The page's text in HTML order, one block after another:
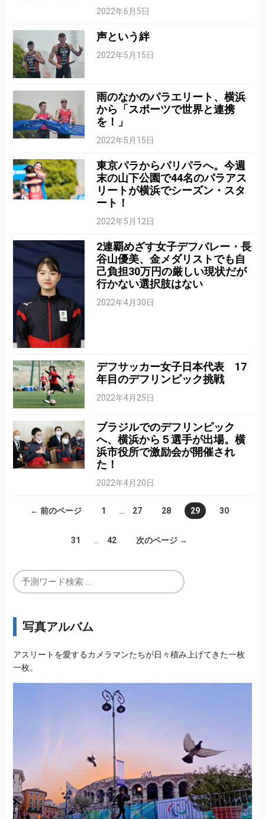
2022年6月5日
声という絆
2022年5月15日
雨のなかのパラエリート、横浜
から「スポーツで世界と連携
を！」
2022年5月15日
東京パラからパリパラへ。今週
末の山下公園で44名のパラアス
リートが横浜でシーズン・スタ
ート！
2022年5月12日
2連覇めざす女子デフバレー・長
谷山優美、金メダリストでも自
己負担30万円の厳しい現状だが
行かない選択肢はない
2022年4月30日
デフサッカー女子日本代表 17
年目のデフリンピック挑戦
2022年4月25日
ブラジルでのデフリンピック
へ、横浜から５選手が出場。横
浜市役所で激励会が開催され
た！
2022年4月20日
← 前のページ 1 27 28 29 30
31 42 次のページ →
写真アルバム
アスリートを愛するカメラマンたちが日々積み上げてきた一枚
一枚。